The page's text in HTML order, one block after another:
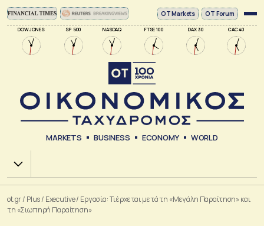
DOW JONES SP 500 NASDAQ FTSE 100 DAX 30 CAC 40
ΟΤ Markets OT Forum
MARKETS BUSINESS ECONOMY WORLD
Χ.Α.
ot.gr/ Plus/ Executive/ Εργασία: Τι έρχεται μετά τη «Μεγάλη Παραίτηση» και
τη «Σιωπηρή Παραίτηση»